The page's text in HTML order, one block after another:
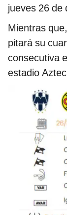
jueves 26 de
Mientras
pitará su
consecutiva
estadio